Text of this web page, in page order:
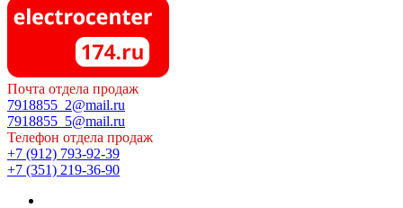
Почта отдела продаж
7918855_2@mail.ru
7918855_5@mail.ru
Телефон отдела продаж
+7 (912) 793-92-39
+7 (351) 219-36-90